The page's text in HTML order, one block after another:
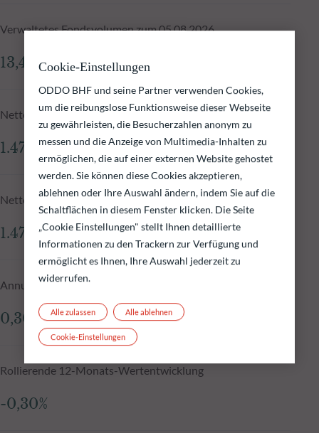
Verwaltetes Fondsvolumen zum 05.08.2026
13,49 Mio.€
Nettoinventarwert zum 05.08.2026
1.474,83 €
Nettoinventarwert N-1
1.474,83 €
Annualisierte Wertentwicklung - 5 Jahre
0,30%
Rollierende 12-Monats-Wertentwicklung
-0,30%
Cookie-Einstellungen
ODDO BHF und seine Partner verwenden Cookies,
um die reibungslose Funktionsweise dieser Webseite
zu gewährleisten, die Besucherzahlen anonym zu
messen und die Anzeige von Multimedia-Inhalten zu
ermöglichen, die auf einer externen Website gehostet
werden. Sie können diese Cookies akzeptieren,
ablehnen oder Ihre Auswahl ändern, indem Sie auf die
Schaltflächen in diesem Fenster klicken. Die Seite
„Cookie Einstellungen" stellt Ihnen detaillierte
Informationen zu den Trackern zur Verfügung und
ermöglicht es Ihnen, Ihre Auswahl jederzeit zu
widerrufen.
Alle ablehnen
Alle zulassen
Cookie-Einstellungen